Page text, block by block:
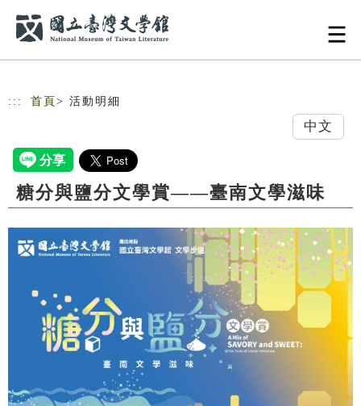
::: 首頁 > 活動明細
中文
糖分與鹽分文學賞——臺南文學滋味